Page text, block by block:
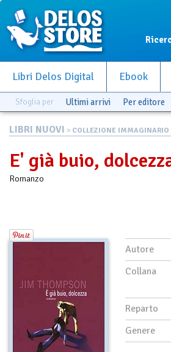
Libri Delos Digital Ebook
Sfoglia per Ultimi arrivi Per editore
LIBRI NUOVI > COLLEZIONE IMMAGINARIO
E' già buio,
Romanzo
Autore
Collana
Reparto
Genere